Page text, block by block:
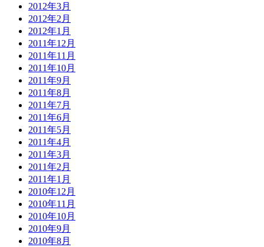
2012年3月
2012年2月
2012年1月
2011年12月
2011年11月
2011年10月
2011年9月
2011年8月
2011年7月
2011年6月
2011年5月
2011年4月
2011年3月
2011年2月
2011年1月
2010年12月
2010年11月
2010年10月
2010年9月
2010年8月